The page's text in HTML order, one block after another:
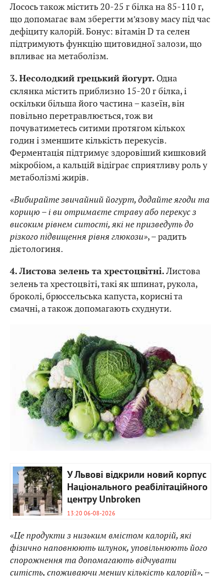
Лосось також містить 20-25 г білка на 85-110 г,
що допомагає вам зберегти м’язову масу під час
дефіциту калорій. Бонус: вітамін D та селен
підтримують функцію щитовидної залози, що
впливає на метаболізм.
3. Несолодкий грецький йогурт. Одна
склянка містить приблизно 15-20 г білка, і
оскільки більша його частина – казеїн, він
повільно перетравлюється, тож ви
почуватиметесь ситими протягом кількох
годин і зменшите кількість перекусів.
Ферментація підтримує здоровіший кишковий
мікробіом, а кальцій відіграє сприятливу роль у
метаболізмі жирів.
«Вибирайте звичайний йогурт, додайте ягоди та
корицю – і ви отримаєте страву або перекус з
високим рівнем ситості, які не призведуть до
різкого підвищення рівня глюкози», – радить
дієтологиня.
4. Листова зелень та хрестоцвітні.Листова
зелень та хрестоцвіті, такі як шпинат, рукола,
броколі, брюссельська капуста, корисні та
смачні, а також допомагають схуднути.
У Львові відкрили новий корпус
Національного реабілітаційного
центру Unbroken
13:20 06-08-2026
«Це продукти з низьким вмістом калорій, які
фізично наповнюють шлунок, уповільнюють його
спорожнення та допомагають відчувати
ситість, споживаючи меншу кількість калорій», –